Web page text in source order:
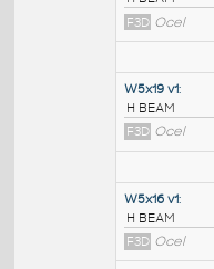
W6x8.5
F3D Ocel